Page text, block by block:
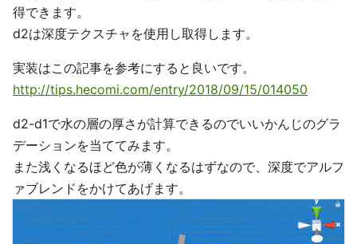
得できます。
d2は深度テクスチャを使用し取得します。
実装はこの記事を参考にすると良いです。
http://tips.hecomi.com/entry/2018/09/15/014050
d2-d1で水の層の厚さが計算できるのでいいかんじのグラ
デーションを当ててみます。
また浅くなるほど色が薄くなるはずなので、深度でアルフ
ァブレンドをかけてあげます。